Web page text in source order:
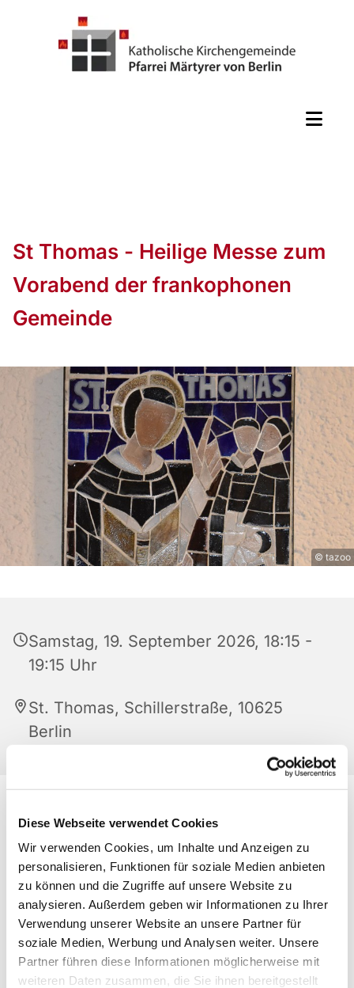
Diese Webseite verwendet Cookies
Wir verwenden Cookies, um Inhalte und Anzeigen zu
personalisieren, Funktionen für soziale Medien anbieten
zu können und die Zugriffe auf unsere Website zu
analysieren. Außerdem geben wir Informationen zu Ihrer
Verwendung unserer Website an unsere Partner für
soziale Medien, Werbung und Analysen weiter. Unsere
Partner führen diese Informationen möglicherweise mit
weiteren Daten zusammen, die Sie ihnen bereitgestellt
St Thomas - Heilige Messe zum
Vorabend der frankophonen
Gemeinde
© tazoo
Samstag, 19. September 2026, 18:15 -
19:15 Uhr
St. Thomas, Schillerstraße, 10625
Berlin